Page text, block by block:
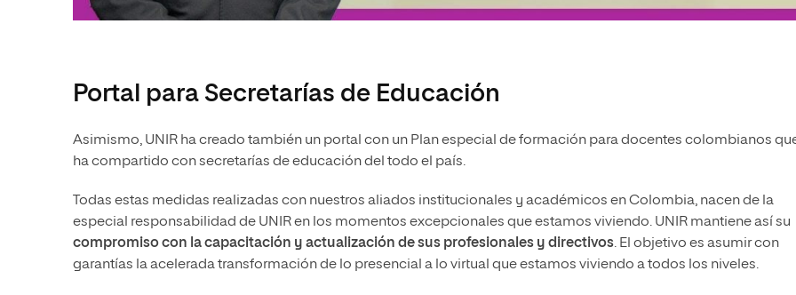
Portal para Secretarías de Educación
Asimismo, UNIR ha creado también un portal con un Plan especial de formación para docentes colombianos
ha compartido con secretarías de educación del todo el país.
Todas estas medidas realizadas con nuestros aliados institucionales y académicos en Colombia, nacen de la
especial responsabilidad de UNIR en los momentos excepcionales que estamos viviendo. UNIR mantiene así su
compromiso con la capacitación y actualización de sus profesionales y directivos. El objetivo es asumir con
garantías la acelerada transformación de lo presencial a lo virtual que estamos viviendo a todos los niveles.